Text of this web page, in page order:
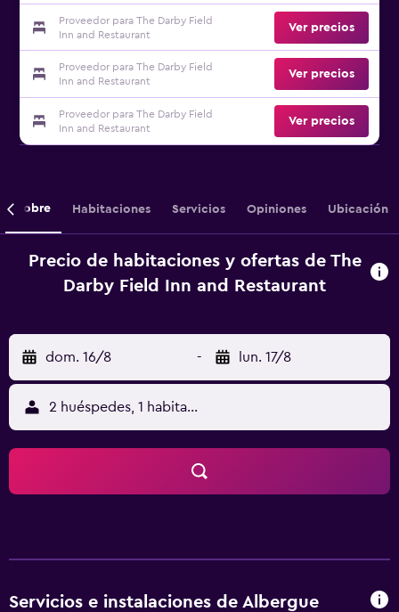
Proveedor para The Darby Field
Inn and Restaurant
Ver precios
Proveedor para The Darby Field
Inn and Restaurant
Ver precios
Proveedor para The Darby Field
Inn and Restaurant
Ver precios
Sobre Habitaciones Servicios Opiniones Ubicación
Precio de habitaciones y ofertas de The
Darby Field Inn and Restaurant
dom. 16/8 - lun. 17/8
2 huéspedes, 1 habitación
Servicios e instalaciones de Albergue